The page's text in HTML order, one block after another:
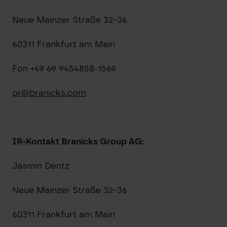
Neue Mainzer Straße 32-36
60311 Frankfurt am Main
Fon +49 69 9454858-1569
pr@branicks.com
IR-Kontakt Branicks Group AG:
Jasmin Dentz
Neue Mainzer Straße 32-36
60311 Frankfurt am Main